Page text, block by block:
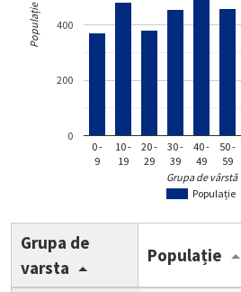
Populație
0 -
9
10 -
19
20 -
29
30 -
39
40 -
49
50 -
59
0
200
400
Grupa de vârstă
Populație
Grupa de
varsta
Populație